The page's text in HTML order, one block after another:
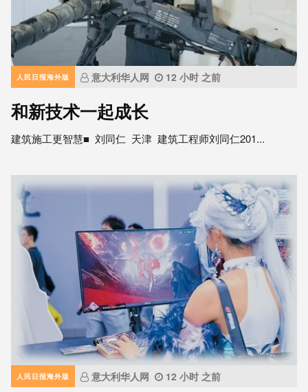
人民日报海外版 意大利华人网 12 小时 之前
和新技术一起成长
建筑施工更智慧■ 刘同仁 天津 建筑工程师刘同仁201...
人民日报海外版 意大利华人网 12 小时 之前